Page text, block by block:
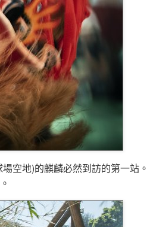
空地)的麒麟必然到訪的第一站。